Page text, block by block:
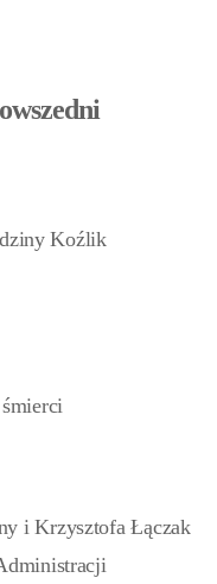
Koźlik
i Krzysztofa Łączak